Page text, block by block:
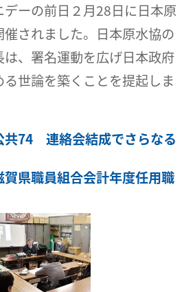
デーの前日２月28日に日本原
されました。日本原水協の
、署名運動を広げ日本政府
世論を築くことを提起しま
共74 連絡会結成でさらなる
県職員組合会計年度任用職